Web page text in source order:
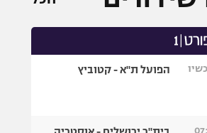
הפועל ת"א - קטוביץ